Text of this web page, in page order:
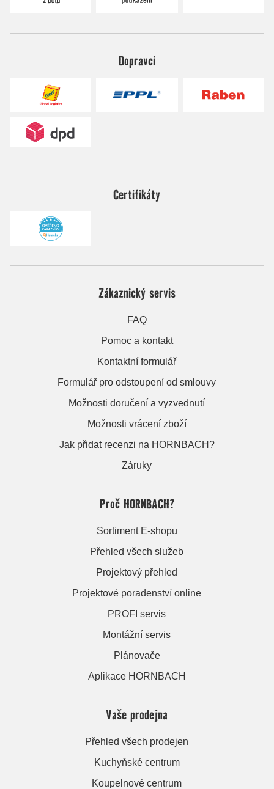
Dopravci
Certifikáty
Zákaznický servis
FAQ
Pomoc a kontakt
Kontaktní formulář
Formulář pro odstoupení od smlouvy
Možnosti doručení a vyzvednutí
Možnosti vrácení zboží
Jak přidat recenzi na HORNBACH?
Záruky
Proč HORNBACH?
Sortiment E-shopu
Přehled všech služeb
Projektový přehled
Projektové poradenství online
PROFI servis
Montážní servis
Plánovače
Aplikace HORNBACH
Vaše prodejna
Přehled všech prodejen
Kuchyňské centrum
Koupelnové centrum